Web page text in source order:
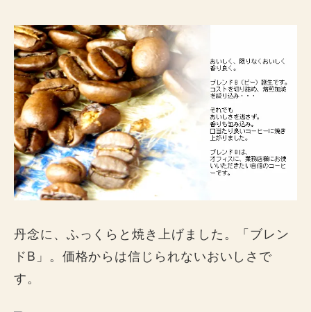
丹念に、ふっくらと焼き上げました。「ブレン
ドB」。価格からは信じられないおいしさで
す。